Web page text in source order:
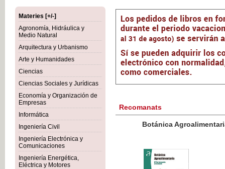
Materies [+/-]
Agronomía, Hidráulica y
Medio Natural
Arquitectura y Urbanismo
Arte y Humanidades
Ciencias
Ciencias Sociales y Jurídicas
Economía y Organización de
Empresas
Informática
Ingeniería Civil
Ingeniería Electrónica y
Comunicaciones
Ingeniería Energética,
Eléctrica y Motores
Recomanats
Botánica Agroalimentaria